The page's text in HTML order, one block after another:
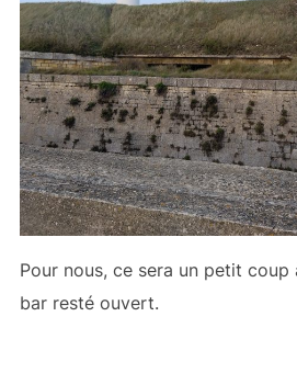
Pour nous, ce sera un petit coup
bar resté ouvert.